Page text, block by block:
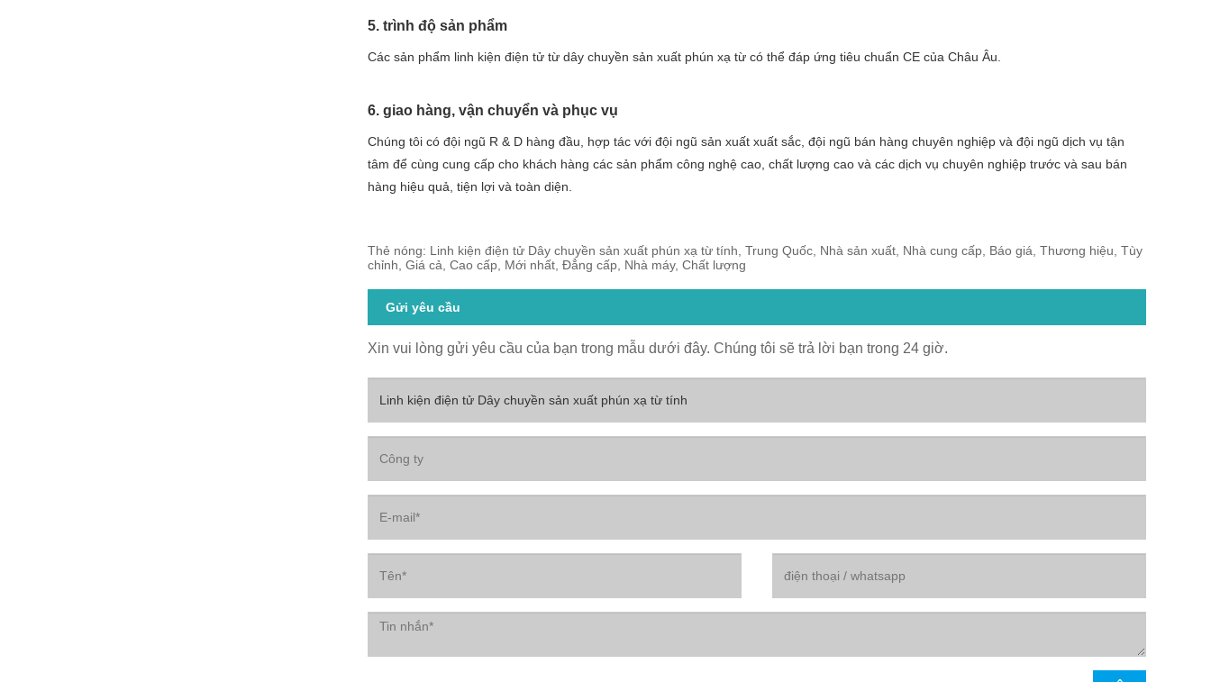
5. trình độ sản phẩm
Các sản phẩm linh kiện điện tử từ dây chuyền sản xuất phún xạ từ có thể đáp ứng tiêu chuẩn CE của Châu Âu.
6. giao hàng, vận chuyển và phục vụ
Chúng tôi có đội ngũ R & D hàng đầu, hợp tác với đội ngũ sản xuất xuất sắc, đội ngũ bán hàng chuyên nghiệp và đội ngũ dịch vụ tận
tâm để cùng cung cấp cho khách hàng các sản phẩm công nghệ cao, chất lượng cao và các dịch vụ chuyên nghiệp trước và sau bán
hàng hiệu quả, tiện lợi và toàn diện.
Thẻ nóng: Linh kiện điện tử Dây chuyền sản xuất phún xạ từ tính, Trung Quốc, Nhà sản xuất, Nhà cung cấp, Báo giá, Thương hiệu, Tùy
chỉnh, Giá cả, Cao cấp, Mới nhất, Đẳng cấp, Nhà máy, Chất lượng
Gửi yêu cầu
Xin vui lòng gửi yêu cầu của bạn trong mẫu dưới đây. Chúng tôi sẽ trả lời bạn trong 24 giờ.